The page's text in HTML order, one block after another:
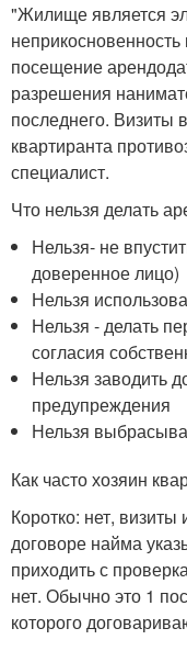
"Жилище является
посещение
разрешения
последнего. Визиты
квартиранта
специалист.
Что нельзя делать
Нельзя- не
доверенное лицо)
Нельзя
Нельзя - делать
согласия
Нельзя заводить
предупреждения
Нельзя
Как часто хозяин
Коротко: нет,
договоре найма
приходить с
нет. Обычно это 1
которого